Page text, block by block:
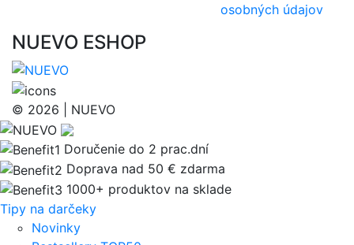
osobných údajov
NUEVO ESHOP
© 2026 | NUEVO
Doručenie do 2 prac.dní
Doprava nad 50 € zdarma
1000+ produktov na sklade
Tipy na darčeky
Novinky